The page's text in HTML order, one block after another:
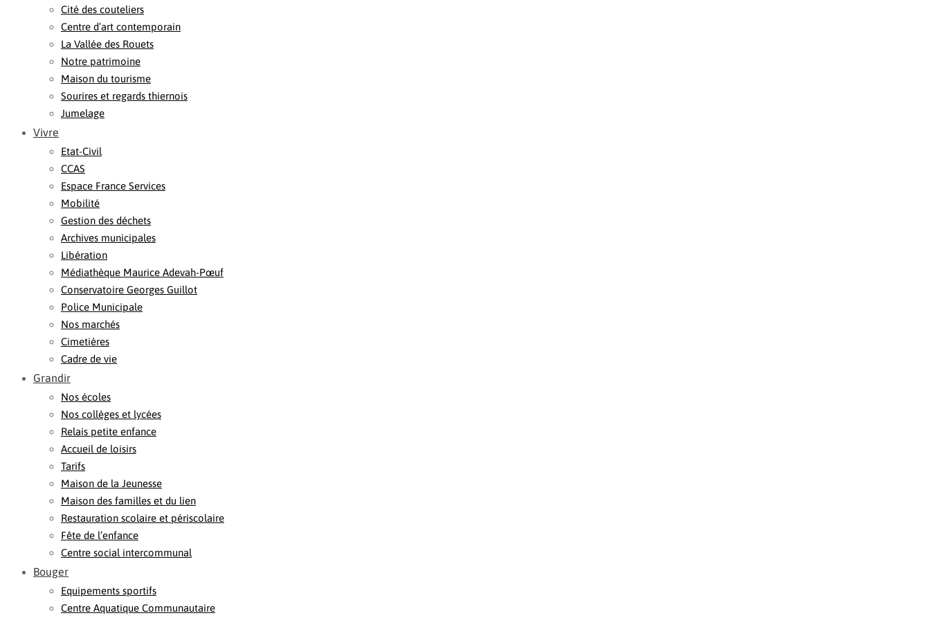
Cité des couteliers
Centre d’art contemporain
La Vallée des Rouets
Notre patrimoine
Maison du tourisme
Sourires et regards thiernois
Jumelage
Vivre
Etat-Civil
CCAS
Espace France Services
Mobilité
Gestion des déchets
Archives municipales
Libération
Médiathèque Maurice Adevah-Pœuf
Conservatoire Georges Guillot
Police Municipale
Nos marchés
Cimetières
Cadre de vie
Grandir
Nos écoles
Nos collèges et lycées
Relais petite enfance
Accueil de loisirs
Tarifs
Maison de la Jeunesse
Maison des familles et du lien
Restauration scolaire et périscolaire
Fête de l’enfance
Centre social intercommunal
Bouger
Equipements sportifs
Centre Aquatique Communautaire